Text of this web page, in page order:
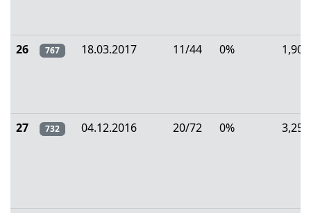
26 767 18.03.2017 11/44 0% 1,90
27 732 04.12.2016 20/72 0% 3,25